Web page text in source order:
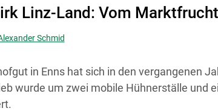
Linz-Land: Vom
Schmid
in Enns hat sich in den vergangenen
wurde um zwei mobile Hühnerställe und